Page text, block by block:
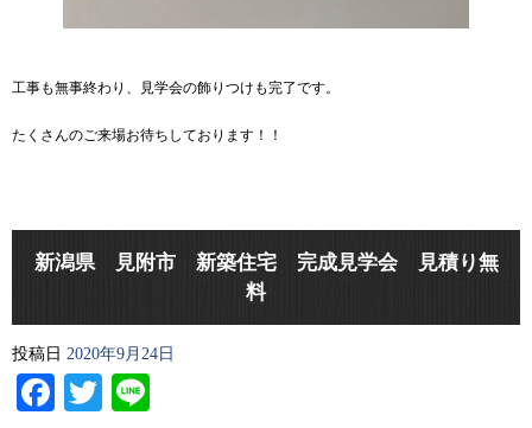
工事も無事終わり、見学会の飾りつけも完了です。
たくさんのご来場お待ちしております！！
新潟県 見附市 新築住宅 完成見学会 見積り無
料
投稿日 2020年9月24日
Facebook
Twitter